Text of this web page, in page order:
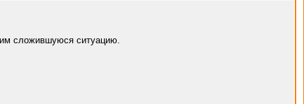
сложившуюся ситуацию.